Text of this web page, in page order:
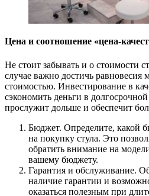
Цена и соотношение «цена-
Не стоит забывать и о стоимости
случае важно достичь равновесия
стоимостью. Инвестирование в
сэкономить деньги в
прослужит дольше и обеспечит
Бюджет. Определите, какой
на покупку стула. Это
обратить внимание на
вашему бюджету.
Гарантия и обслуживание.
наличие гарантии и
оказаться полезным при